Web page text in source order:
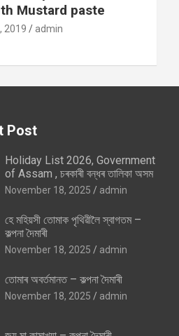
Mustard paste
2019 admin
Post
Holiday List 2026, Government
of Assam , চৰকাৰী বন্ধৰ তালিকা অসম
November 18, 2025 admin
হে মহিয়সী তোমাক পৃথিৱীলৈ স্বাগতম –
কল্পনা দৈমাৰী
November 18, 2025 admin
তোমাৰ অবৰ্তমানত – কল্পনা দৈমাৰী
November 18, 2025 admin